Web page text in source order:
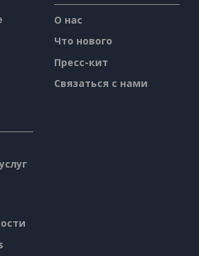
О нас
Что нового
Пресс-кит
Связаться с нами